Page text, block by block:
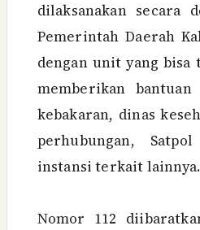
dilaksanakan secara
Pemerintah Daerah
dengan unit yang bisa
memberikan
kebakaran, dinas
perhubungan,
instansi terkait lainnya.
Nomor 112